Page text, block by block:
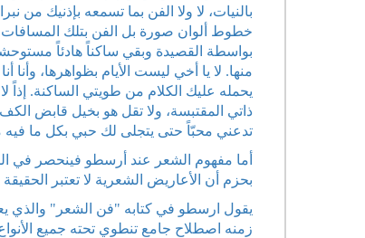
بالنيات، لا ولا الفن بما تسمعه بإذنيك
خطوط ألوان صورة بل الفن بتلك المسافات
بواسطة القصيدة وبقي ساكناً هادئاً
منها. لا يا أخي ليست الأيام بظواهرها،
يحمله عليك الكلام من طويتي الساكنة.
ذاتي المقتبسة، ولا تقل هو بخيل قابض
تدعني محبّاً حتى يتجلى لك حبي بكل ما فيه
أما مفهوم الشعر عند أرسطو فينحصر في
بحزم أن الأعاريض الشعرية لا تعتبر
يقول ارسطو في كتابه "فن الشعر" والذي
زمنه اصطلاح جامع تنطوي تحته جميع الأنواع